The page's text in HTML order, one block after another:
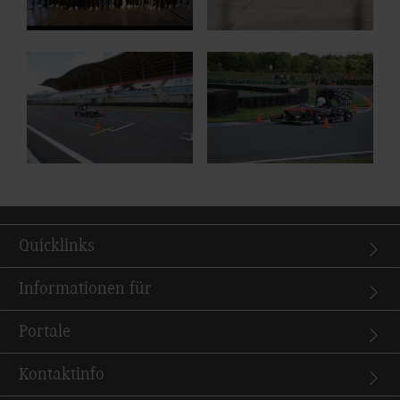
Quicklinks
Informationen für
Portale
Kontaktinfo